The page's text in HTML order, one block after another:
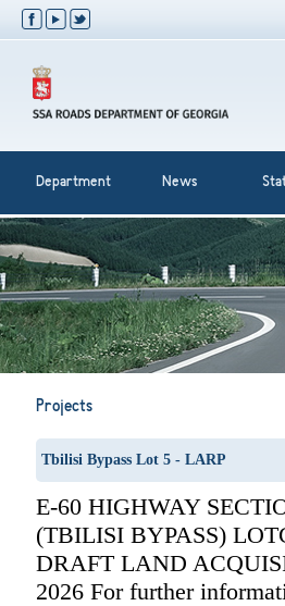
Department News
Projects
Tbilisi Bypass Lot 5 - LARP
E-60 HIGHWAY
(TBILISI BYPASS)
DRAFT LAND
2026 For further